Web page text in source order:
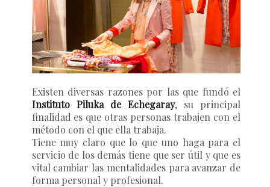
Existen diversas razones por las que fundó el
Instituto Piluka de Echegaray, su principal
finalidad es que otras personas trabajen con el
método con el que ella trabaja.
Tiene muy claro que lo que uno haga para el
servicio de los demás tiene que ser útil y que es
vital cambiar las mentalidades para avanzar de
forma personal y profesional.